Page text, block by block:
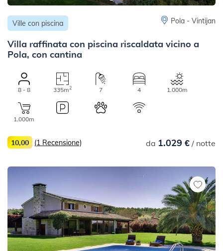
Ville con piscina Pola - Vintijan
Villa raffinata con piscina riscaldata vicino a
Pola, con cantina
8 - 8 335m2 7 4 1.000m
1.000m
da 1.029 €/ notte
10,00 (1 Recensione)